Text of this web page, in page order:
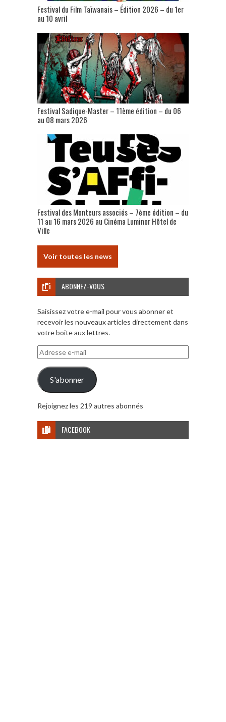
Festival du Film Taïwanais – Édition 2026 – du 1er
au 10 avril
Festival Sadique-Master – 11ème édition – du 06
au 08 mars 2026
Festival des Monteurs associés – 7ème édition – du
11 au 16 mars 2026 au Cinéma Luminor Hôtel de
Ville
Voir toutes les news
ABONNEZ-VOUS
Saisissez votre e-mail pour vous abonner et
recevoir les nouveaux articles directement dans
votre boite aux lettres.
Adresse
e-
mail
S'abonner
Rejoignez les 219 autres abonnés
FACEBOOK